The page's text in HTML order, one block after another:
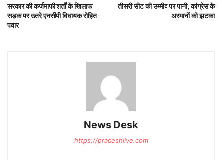
सरकार की कर्जमाफी शर्तों के खिलाफ
सड़क पर उतरे एनसीपी विधायक रोहित
पवार
तीसरी सीट की उम्मीद पर पानी, कांग्रेस के
अरमानों को झटका
News Desk
https://pradeshlive.com